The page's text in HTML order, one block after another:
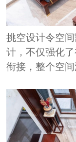
挑空设计令空
计，不仅强化
衔接，整个空间